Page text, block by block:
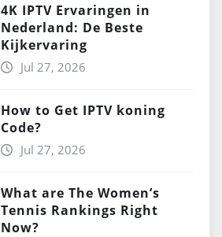
4K IPTV Ervaringen in
Nederland: De Beste
Kijkervaring
Jul 27, 2026
How to Get IPTV koning
Code?
Jul 27, 2026
What are The Women’s
Tennis Rankings Right
Now?